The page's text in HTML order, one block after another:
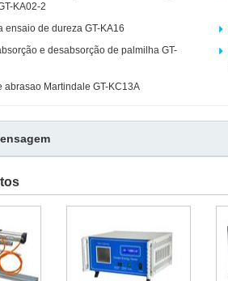
KA02-2
ensaio de dureza GT-KA16
e desabsorção de palmilha GT-
abrasao Martindale GT-KC13A